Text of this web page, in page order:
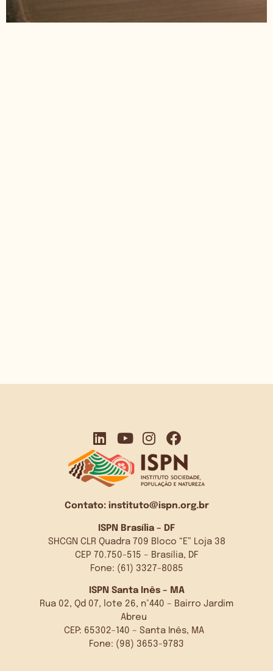
Contato: instituto@ispn.org.br
ISPN Brasília – DF
SHCGN CLR Quadra 709 Bloco “E” Loja 38
CEP 70.750-515 – Brasília, DF
Fone: (61) 3327-8085
ISPN Santa Inês – MA
Rua 02, Qd 07, lote 26, n°440 – Bairro Jardim
Abreu
CEP: 65302-140 – Santa Inês, MA
Fone: (98) 3653-9783